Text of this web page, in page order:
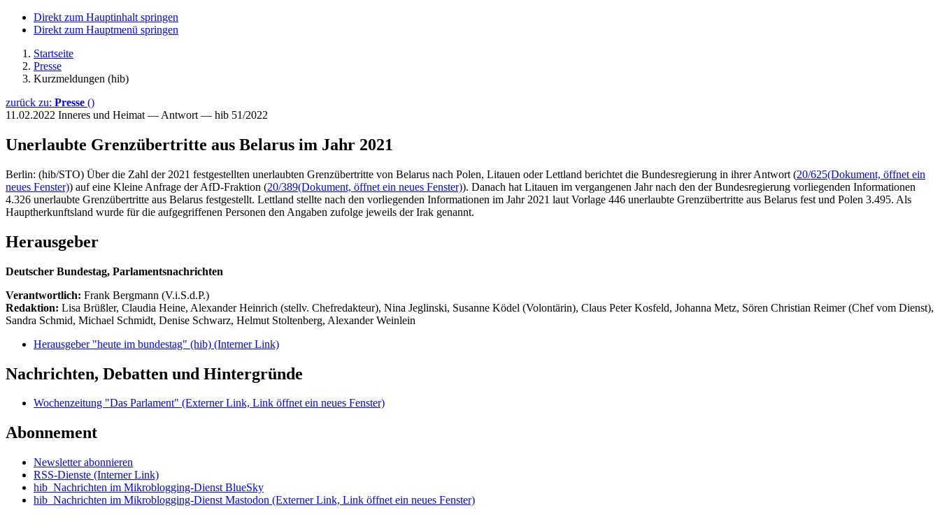
Direkt zum Hauptinhalt springen
Direkt zum Hauptmenü springen
Startseite
Presse
Kurzmeldungen (hib)
zurück zu: Presse ()
11.02.2022 Inneres und Heimat — Antwort — hib 51/2022
Unerlaubte Grenzübertritte aus Belarus im Jahr 2021
Berlin: (hib/STO) Über die Zahl der 2021 festgestellten unerlaubten Grenzübertritte von Belarus nach Polen, Litauen oder Lettland berichtet die Bundesregierung in ihrer Antwort (20/625(Dokument, öffnet ein
neues Fenster)) auf eine Kleine Anfrage der AfD-Fraktion (20/389(Dokument, öffnet ein neues Fenster)). Danach hat Litauen im vergangenen Jahr nach den der Bundesregierung vorliegenden Informationen
4.326 unerlaubte Grenzübertritte aus Belarus festgestellt. Lettland stellte nach den vorliegenden Informationen im Jahr 2021 laut Vorlage 446 unerlaubte Grenzübertritte aus Belarus fest und Polen 3.495. Als
Hauptherkunftsland wurde für die aufgegriffenen Personen den Angaben zufolge jeweils der Irak genannt.
Herausgeber
Deutscher Bundestag, Parlamentsnachrichten
Verantwortlich: Frank Bergmann (V.i.S.d.P.)
Redaktion: Lisa Brüßler, Claudia Heine, Alexander Heinrich (stellv. Chefredakteur), Nina Jeglinski, Susanne Ködel (Volontärin), Claus Peter Kosfeld, Johanna Metz, Sören Christian Reimer (Chef vom Dienst),
Sandra Schmid, Michael Schmidt, Denise Schwarz, Helmut Stoltenberg, Alexander Weinlein
Herausgeber "heute im bundestag" (hib) (Interner Link)
Nachrichten, Debatten und Hintergründe
Wochenzeitung "Das Parlament" (Externer Link, Link öffnet ein neues Fenster)
Abonnement
Newsletter abonnieren
RSS-Dienste (Interner Link)
hib_Nachrichten im Mikroblogging-Dienst BlueSky
hib_Nachrichten im Mikroblogging-Dienst Mastodon (Externer Link, Link öffnet ein neues Fenster)